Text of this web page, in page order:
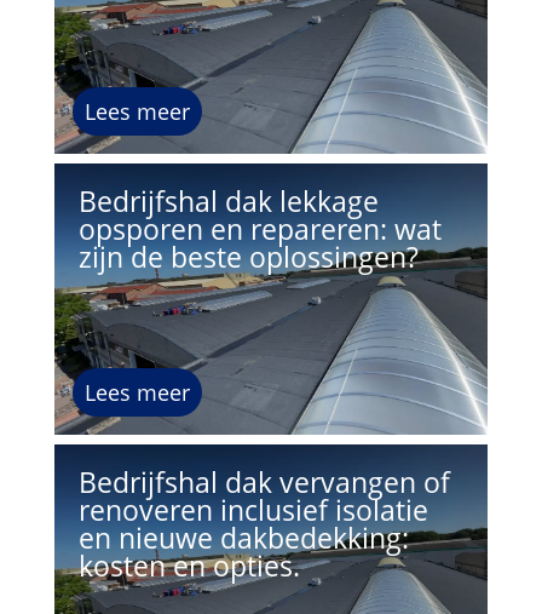
Lees meer
Bedrijfshal dak lekkage
opsporen en repareren: wat
zijn de beste oplossingen?
Lees meer
Bedrijfshal dak vervangen of
renoveren inclusief isolatie
en nieuwe dakbedekking:
kosten en opties.